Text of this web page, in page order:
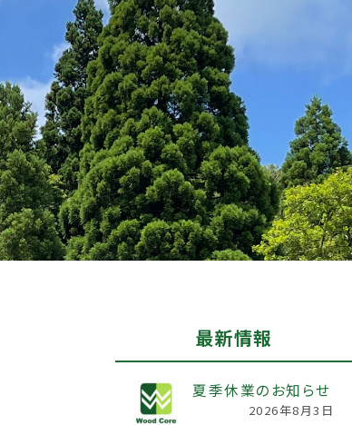
最新情報
夏季休業のお知らせ
2026年8月3日